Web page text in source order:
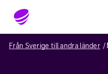
Gå till sidans innehåll
Från Sverige till andra länder